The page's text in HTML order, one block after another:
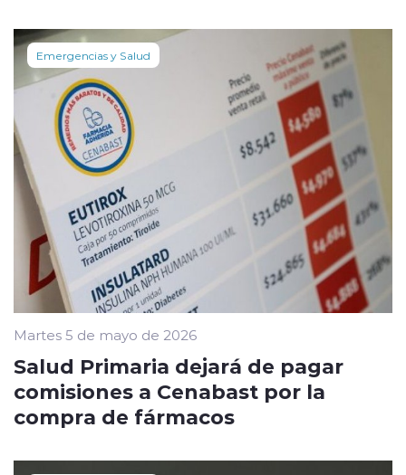
Emergencias y Salud
Martes 5 de mayo de 2026
Salud Primaria dejará de pagar
comisiones a Cenabast por la
compra de fármacos